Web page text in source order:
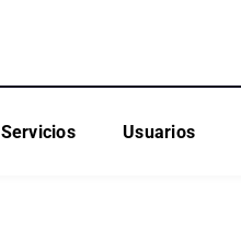
Servicios Usuarios